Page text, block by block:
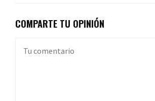
COMPARTE TU OPINIÓN